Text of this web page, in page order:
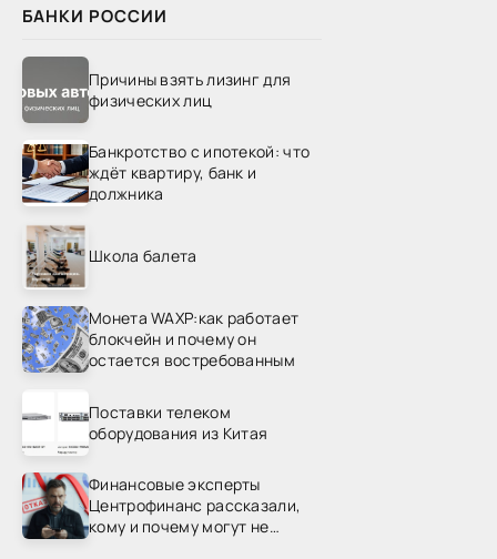
БАНКИ РОССИИ
Причины взять лизинг для
физических лиц
Банкротство с ипотекой: что
ждёт квартиру, банк и
должника
Школа балета
Монета WAXP:как работает
блокчейн и почему он
остается востребованным
Поставки телеком
оборудования из Китая
Финансовые эксперты
Центрофинанс рассказали,
кому и почему могут не